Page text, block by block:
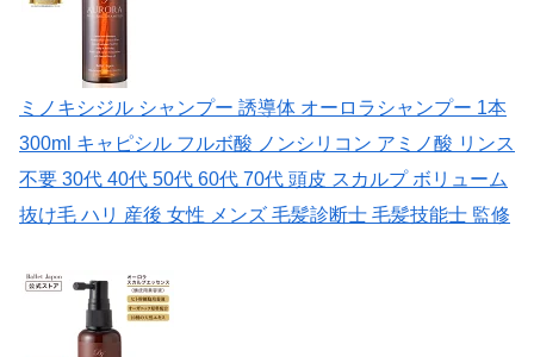
ミノキシジル シャンプー 誘導体 オーロラシャンプー 1本
300ml キャピシル フルボ酸 ノンシリコン アミノ酸 リンス
不要 30代 40代 50代 60代 70代 頭皮 スカルプ ボリューム
抜け毛 ハリ 産後 女性 メンズ 毛髪診断士 毛髪技能士 監修